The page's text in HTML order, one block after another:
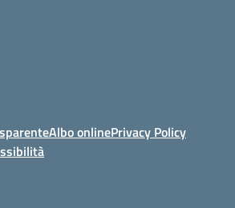
Albo onlinePrivacy Policy